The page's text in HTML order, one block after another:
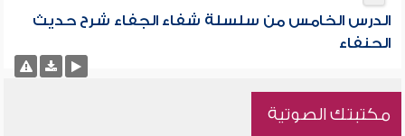
الدرس الخامس من سلسلة شفاء الجفاء شرح حديث
الحنفاء
مكتبتك الصوتية